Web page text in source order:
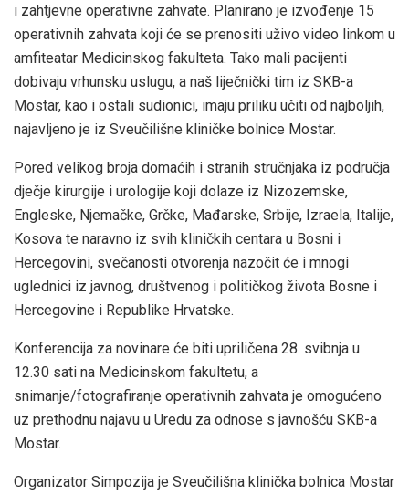
i zahtjevne operativne zahvate. Planirano je izvođenje 15
operativnih zahvata koji će se prenositi uživo video linkom u
amfiteatar Medicinskog fakulteta. Tako mali pacijenti
dobivaju vrhunsku uslugu, a naš liječnički tim iz SKB-a
Mostar, kao i ostali sudionici, imaju priliku učiti od najboljih,
najavljeno je iz Sveučilišne kliničke bolnice Mostar.
Pored velikog broja domaćih i stranih stručnjaka iz područja
dječje kirurgije i urologije koji dolaze iz Nizozemske,
Engleske, Njemačke, Grčke, Mađarske, Srbije, Izraela, Italije,
Kosova te naravno iz svih kliničkih centara u Bosni i
Hercegovini, svečanosti otvorenja nazočit će i mnogi
uglednici iz javnog, društvenog i političkog života Bosne i
Hercegovine i Republike Hrvatske.
Konferencija za novinare će biti upriličena 28. svibnja u
12.30 sati na Medicinskom fakultetu, a
snimanje/fotografiranje operativnih zahvata je omogućeno
uz prethodnu najavu u Uredu za odnose s javnošću SKB-a
Mostar.
Organizator Simpozija je Sveučilišna klinička bolnica Mostar